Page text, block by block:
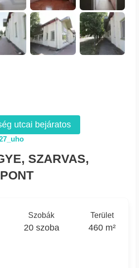
utcai bejáratos
SZARVAS,
Szobák
20 szoba
Terület
460 m²